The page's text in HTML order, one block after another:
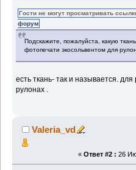
Гости не могут просматривать
форум
Подскажите, пожалуйста, какую
фотопечати экосольвентом для
есть ткань- так и называется.
рулонах .
Valeria_vd
« Ответ #2 : 26